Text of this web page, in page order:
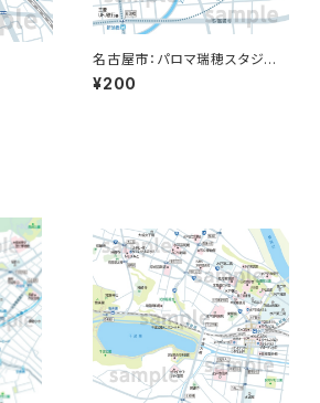
名古屋市：パロマ瑞穂スタジア
ム
¥200